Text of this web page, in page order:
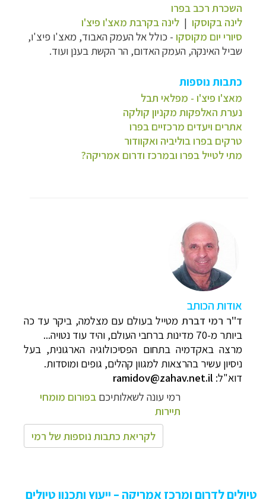
השכרת רכב בפרו
לינה בקוסקו | לינה בקרבת מאצ'ו פיצ'ו
סיורי יום מקוסקו - כולל אל העמק האבוד, מאצ'ו פיצ'ו,
שביל האינקה, העמק האדום, הר הקשת בענן ועוד.
כתבות נוספות
מאצ'ו פיצ'ו - מפלאי תבל
נערת האלפקות מקניון קולקה
אתרים ויעדים מרכזיים בפרו
טרקים בפרו בוליביה ואקוודור
מתי לטייל בפרו ובמרכז ודרום אמריקה?
אודות הכותב
ד"ר רמי דברת מטייל בעולם עם מצלמה, ביקר עד כה
ביותר מ-70 מדינות ברחבי העולם, והיד עוד נטויה...
מרצה באקדמיה בתחום הפסיכולוגיה הארגונית, בעל
ניסיון עשיר בהרצאות למגוון קהלים, גופים ומוסדות.
דוא"ל: ramidov@zahav.net.il
רמי עונה לשאלותיכם בפורום מומחי
תיירות
לקריאת כתבות נוספות של רמי
טיולים לדרום ומרכז אמריקה – ייעוץ ותכנון טיולים